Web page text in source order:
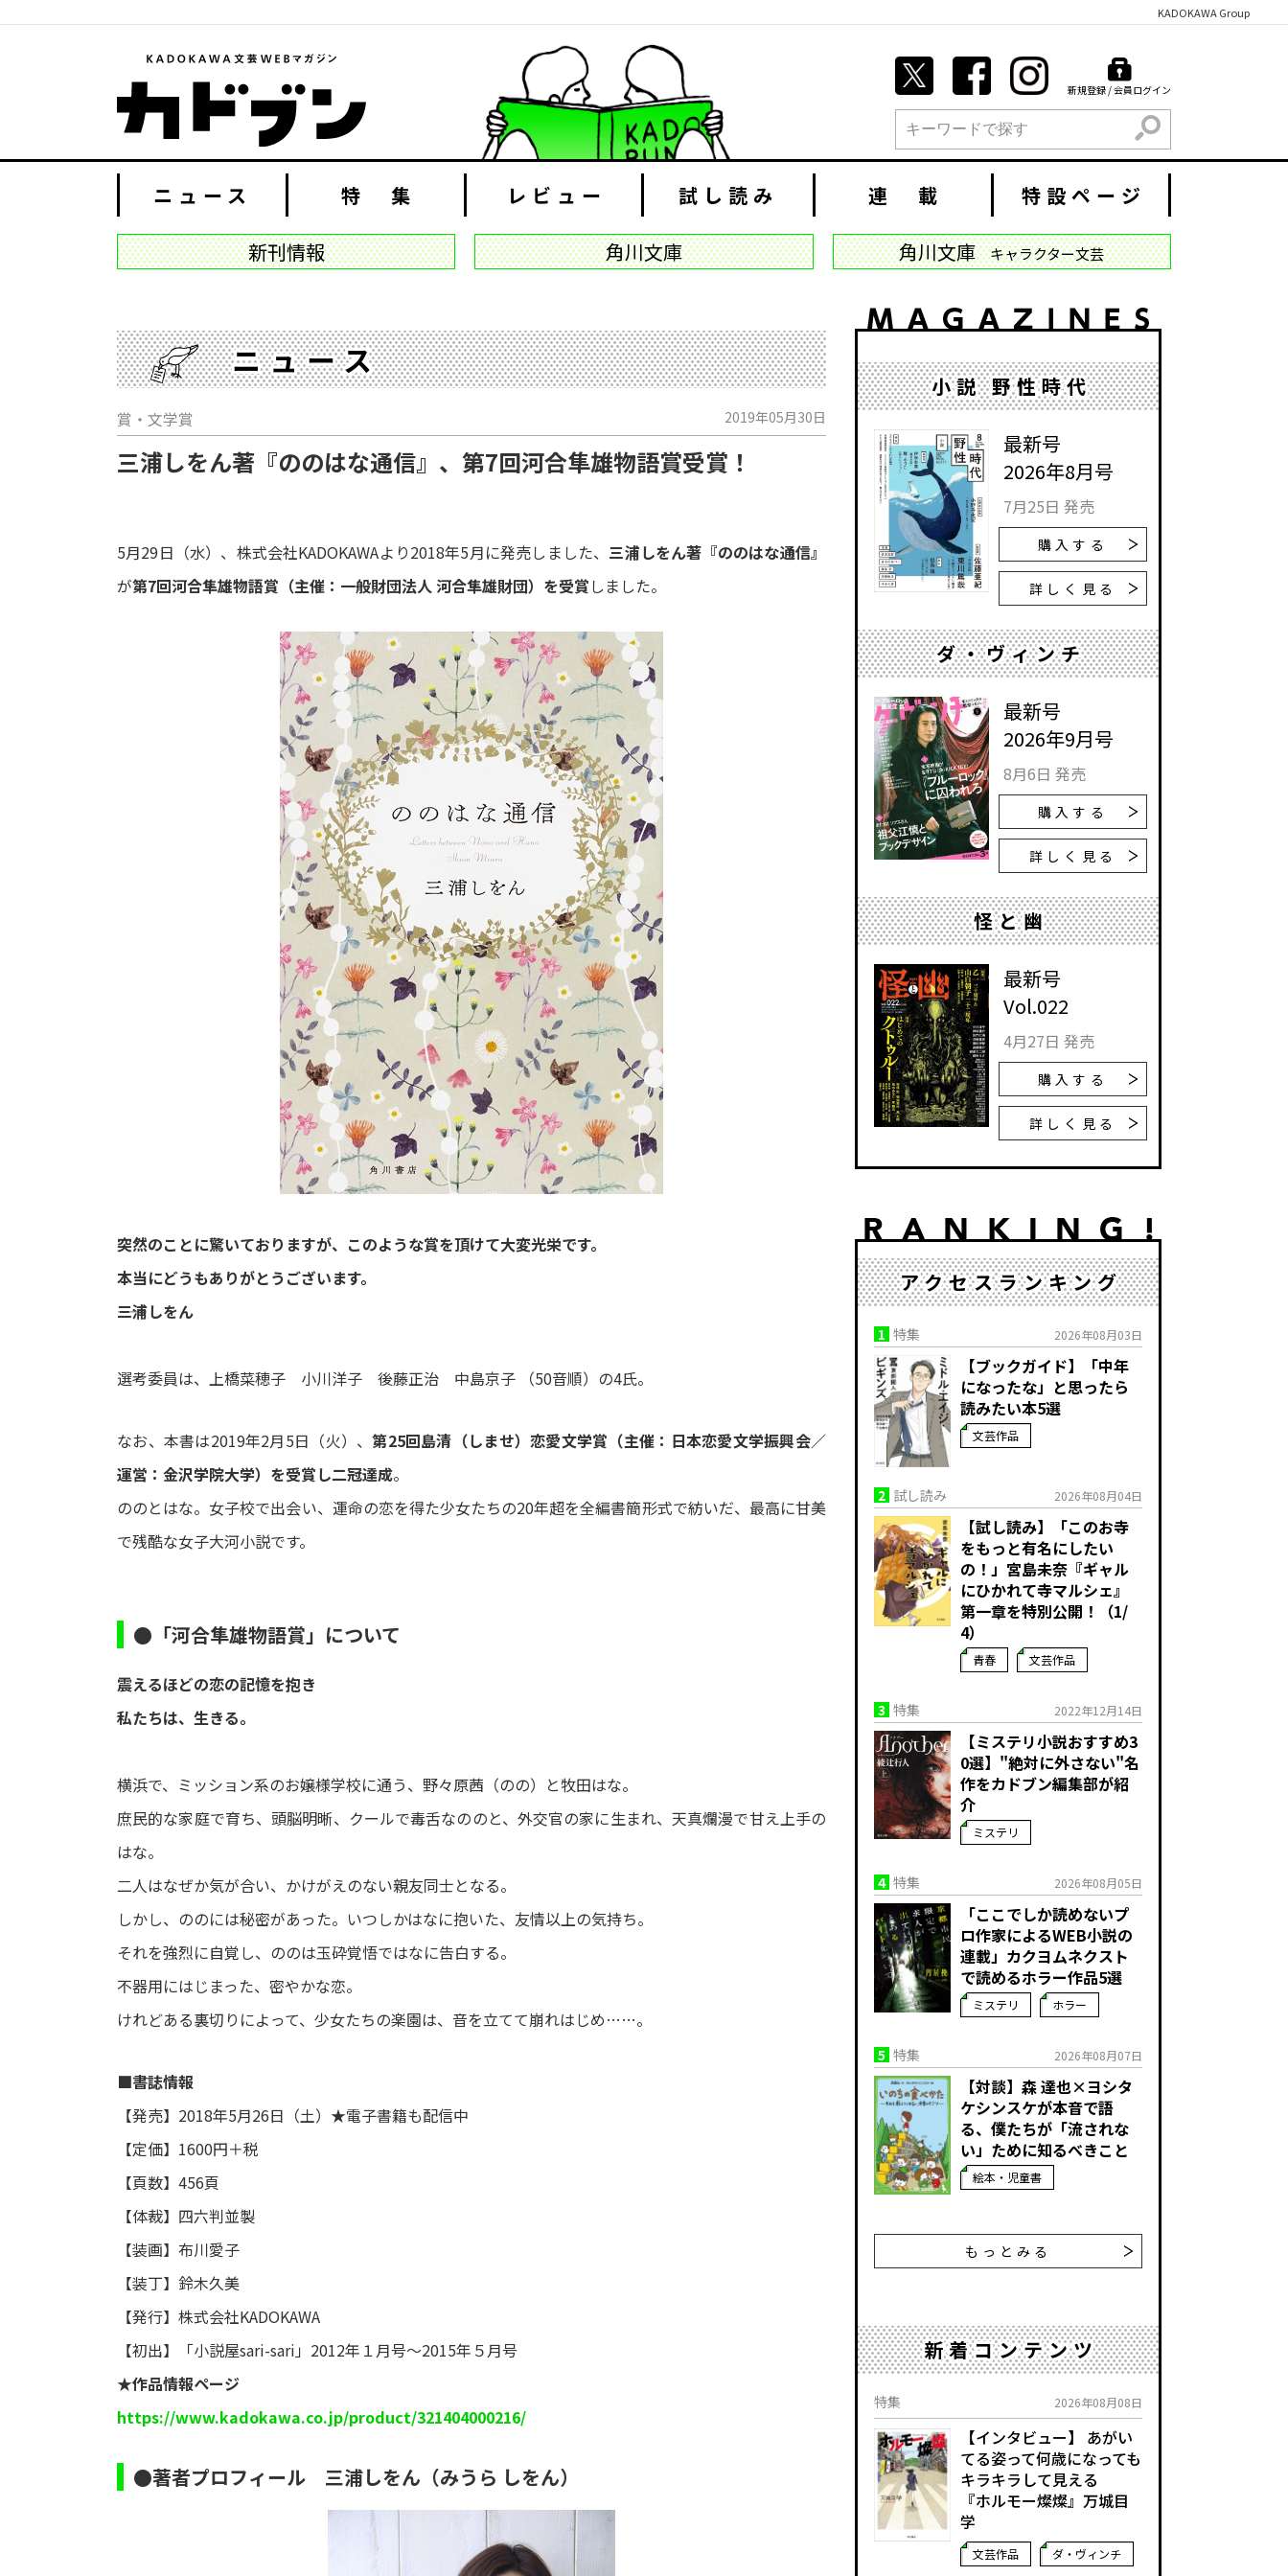
KADOKAWA Group
新規登録 / 会員ログイン
検索
ニュース 特 集 レビュー 試し読み 連 載 特設ページ
新刊情報 角川文庫 角川文庫 キャラクター文芸
ニュース
賞・文学賞 2019年05月30日
三浦しをん著『ののはな通信』、第7回河合隼雄物語賞受賞！
5月29日（水）、株式会社KADOKAWAより2018年5月に発売しました、 三浦しをん著『ののはな通信』
が第7回河合隼雄物語賞（主催：一般財団法人 河合隼雄財団）を受賞しました。
突然のことに驚いておりますが、このような賞を頂けて大変光栄です。
本当にどうもありがとうございます。
――三浦しをん
選考委員は、上橋菜穂子 小川洋子 後藤正治 中島京子 （50音順）の4氏。
なお、本書は2019年2月5日（火）、第25回島清（しませ）恋愛文学賞（主催：日本恋愛文学振興会／
運営：金沢学院大学）を受賞し二冠達成。
ののとはな。女子校で出会い、運命の恋を得た少女たちの20年超を全編書簡形式で紡いだ、最高に甘美
で残酷な女子大河小説です。
●「河合隼雄物語賞」について
震えるほどの恋の記憶を抱き
私たちは、生きる。
横浜で、ミッション系のお嬢様学校に通う、野々原茜（のの）と牧田はな。
庶民的な家庭で育ち、頭脳明晰、クールで毒舌なののと、外交官の家に生まれ、天真爛漫で甘え上手の
はな。
二人はなぜか気が合い、かけがえのない親友同士となる。
しかし、ののには秘密があった。いつしかはなに抱いた、友情以上の気持ち。
それを強烈に自覚し、ののは玉砕覚悟ではなに告白する。
不器用にはじまった、密やかな恋。
けれどある裏切りによって、少女たちの楽園は、音を立てて崩れはじめ……。
■書誌情報
【発売】2018年5月26日（土）★電子書籍も配信中
【定価】1600円＋税
【頁数】456頁
【体裁】四六判並製
【装画】布川愛子
【装丁】鈴木久美
【発行】株式会社KADOKAWA
【初出】「小説屋sari-sari」2012年１月号〜2015年５月号
★作品情報ページ
https://www.kadokawa.co.jp/product/321404000216/
●著者プロフィール ​三浦しをん（みうら しをん）
小説 野性時代
最新号
2026年8月号
7月25日 発売
購入する
詳しく見る
ダ・ヴィンチ
最新号
2026年9月号
8月6日 発売
購入する
詳しく見る
怪と幽
最新号
Vol.022
4月27日 発売
購入する
詳しく見る
アクセスランキング
1 特集 2026年08月03日
【ブックガイド】「中年
になったな」と思ったら
読みたい本5選
文芸作品
2 試し読み 2026年08月04日
【試し読み】「このお寺
をもっと有名にしたい
の！」宮島未奈『ギャル
にひかれて寺マルシェ』
第一章を特別公開！（1/
4）
青春 文芸作品
3 特集 2022年12月14日
【ミステリ小説おすすめ3
0選】"絶対に外さない"名
作をカドブン編集部が紹
介
ミステリ
4 特集 2026年08月05日
「ここでしか読めないプ
ロ作家によるWEB小説の
連載」――カクヨムネクスト
で読めるホラー作品5選
ミステリ ホラー
5 特集 2026年08月07日
【対談】森 達也×ヨシタ
ケシンスケが本音で語
る、僕たちが「流されな
い」ために知るべきこと
絵本・児童書
もっとみる
新着コンテンツ
特集 2026年08月08日
【インタビュー】 あがい
てる姿って何歳になっても
キラキラして見える
『ホルモー燦燦』万城目
学
文芸作品 ダ・ヴィンチ